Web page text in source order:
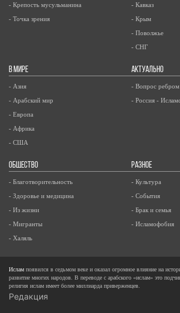
- Крепость мусульманина
- Точка зрения
- Кавказ
- Крым
- Поволжье
- СНГ
В МИРЕ
- Азия
- Арабский мир
- Европа
- Африка
- США
АКТУАЛЬНО
- Вопрос ребром
- Россия -
ОБЩЕСТВО
- Благотворительность
- Здоровье и медицина
- Из жизни
- Мигранты
- Халяль
РАЗНОЕ
- Культура
- События
- Брак и семья
- Исламофобия
Ислам появился в седьмом веке и оказал огромное влияние на
развитие многих народов. В переводе с арабского «ислам» это
религия ислам имеет более миллиарда приверженцев.
Редакция